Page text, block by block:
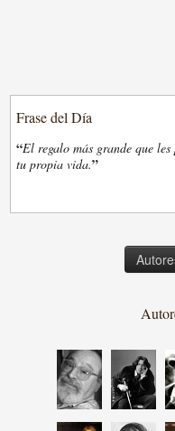
Frase del Día
“El regalo más grande que
tu propia vida.”